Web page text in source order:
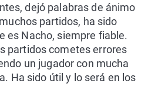
dejó palabras de ánimo
partidos, ha sido
es Nacho, siempre fiable.
partidos cometes errores
un jugador con mucha
Ha sido útil y lo será en los